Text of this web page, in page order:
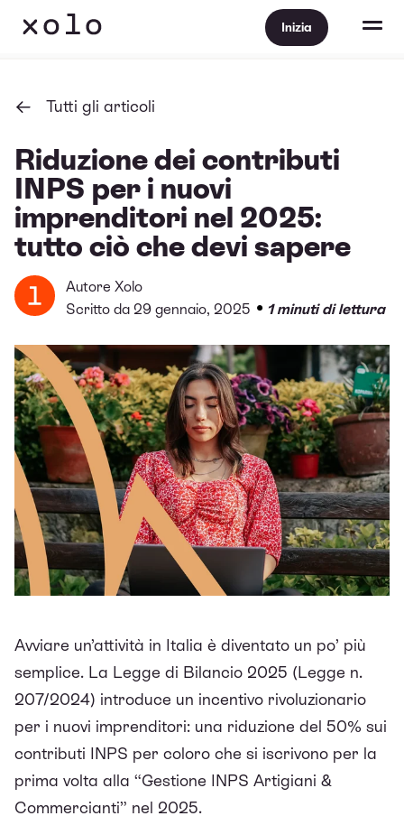
Inizia
Tutti gli articoli
Riduzione dei contributi
INPS per i nuovi
imprenditori nel 2025:
tutto ciò che devi sapere
Autore Xolo
Scritto da 29 gennaio, 2025 • 1 minuti di lettura
Avviare un’attività in Italia è diventato un po’ più
semplice. La Legge di Bilancio 2025 (Legge n.
207/2024) introduce un incentivo rivoluzionario
per i nuovi imprenditori: una riduzione del 50% sui
contributi INPS per coloro che si iscrivono per la
prima volta alla “Gestione INPS Artigiani &
Commercianti” nel 2025.